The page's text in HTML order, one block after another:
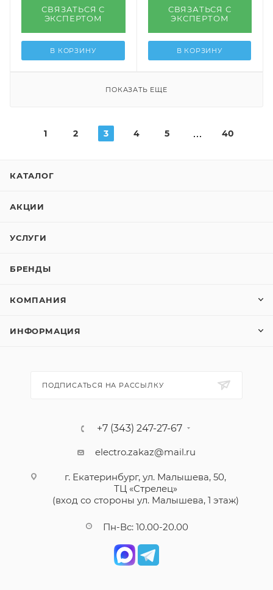
СВЯЗАТЬСЯ С
ЭКСПЕРТОМ
В КОРЗИНУ
СВЯЗАТЬСЯ С
ЭКСПЕРТОМ
В КОРЗИНУ
ПОКАЗАТЬ ЕЩЕ
1 2 3 4 5 40
КАТАЛОГ
АКЦИИ
УСЛУГИ
БРЕНДЫ
КОМПАНИЯ
ИНФОРМАЦИЯ
ПОДПИСАТЬСЯ НА РАССЫЛКУ
+7 (343) 247-27-67
electro.zakaz@mail.ru
г. Екатеринбург, ул. Малышева, 50,
ТЦ «Стрелец»
(вход со стороны ул. Малышева, 1 этаж)
Пн-Вс: 10.00-20.00